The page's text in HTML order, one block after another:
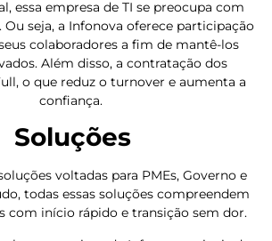
essa empresa de TI se preocupa com
Ou seja, a Infonova oferece participação
colaboradores a fim de mantê-los
Além disso, a contratação dos
o que reduz o turnover e aumenta a
confiança.
Soluções
voltadas para PMEs, Governo e
todas essas soluções compreendem
com início rápido e transição sem dor.